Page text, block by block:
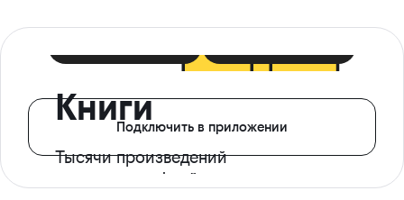
Книги
Тысячи произведений
с доступом офлайн
Подключить в приложении